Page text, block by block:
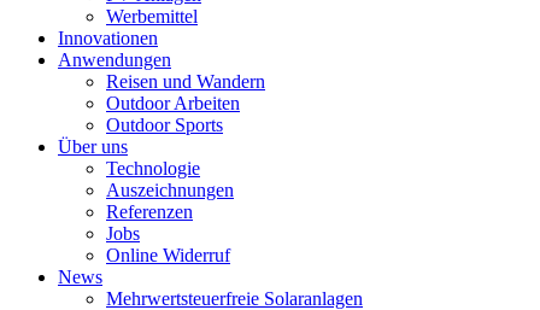
Werbemittel
Innovationen
Anwendungen
Reisen und Wandern
Outdoor Arbeiten
Outdoor Sports
Über uns
Technologie
Auszeichnungen
Referenzen
Jobs
Online Widerruf
News
Mehrwertsteuerfreie Solaranlagen